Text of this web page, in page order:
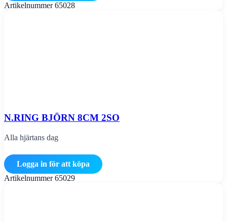
Artikelnummer65028
N.RING BJÖRN 8CM 2SO
Alla hjärtans dag
Logga in för att köpa
Artikelnummer65029